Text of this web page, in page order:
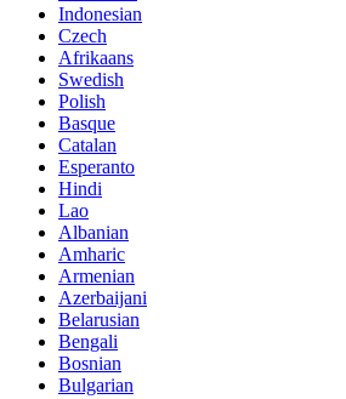
Indonesian
Czech
Afrikaans
Swedish
Polish
Basque
Catalan
Esperanto
Hindi
Lao
Albanian
Amharic
Armenian
Azerbaijani
Belarusian
Bengali
Bosnian
Bulgarian